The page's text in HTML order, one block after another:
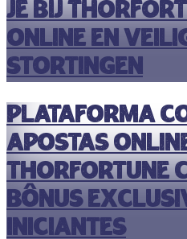
je bij
online en
stortingen
Plataforma
apostas
thorfortune
bônus
iniciantes